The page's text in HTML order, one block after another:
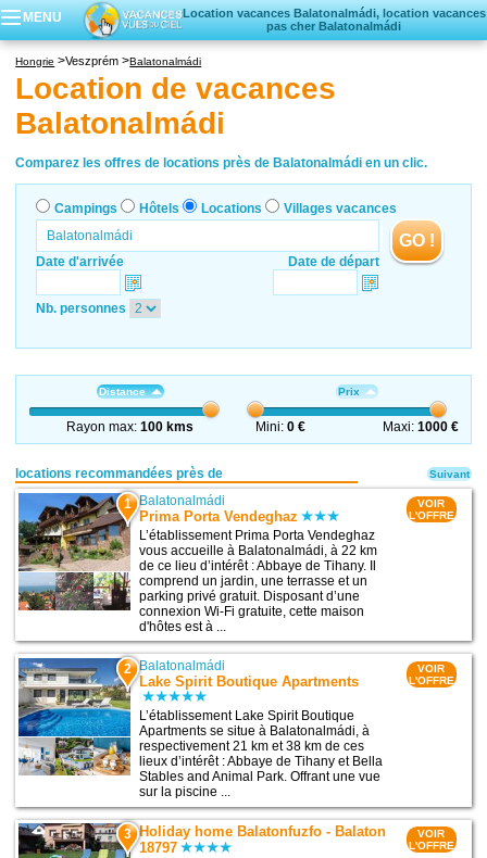
MENU
Location vacances Balatonalmádi, location vacances
pas cher Balatonalmádi
Locations vacances
Villages vacances
Hongrie Veszprém Balatonalmádi
Location de vacances
Balatonalmádi
Comparez les offres de locations près de Balatonalmádi en un clic.
Campings Hôtels Locations Villages vacances
Date d'arrivée Date de départ
GO !
Nb. personnes
Distance
Rayon max:100 kms
Prix
Mini:0 € Maxi: 1000 €
locations recommandées près de
1 Balatonalmádi
Prima Porta Vendeghaz
L’établissement Prima Porta Vendeghaz
vous accueille à Balatonalmádi, à 22 km
de ce lieu d’intérêt : Abbaye de Tihany. Il
comprend un jardin, une terrasse et un
parking privé gratuit. Disposant d’une
connexion Wi-Fi gratuite, cette maison
d'hôtes est à ...
VOIR
L'OFFRE
2 Balatonalmádi
Lake Spirit Boutique Apartments
L’établissement Lake Spirit Boutique
Apartments se situe à Balatonalmádi, à
respectivement 21 km et 38 km de ces
lieux d’intérêt : Abbaye de Tihany et Bella
Stables and Animal Park. Offrant une vue
sur la piscine ...
VOIR
L'OFFRE
3 Holiday home Balatonfuzfo - Balaton
18797
VOIR
L'OFFRE
Suivant